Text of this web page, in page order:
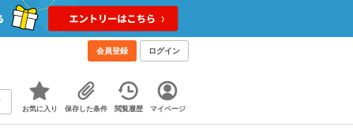
会員登録 ログイン
お気に入り 保存した条件 閲覧履歴 マイページ